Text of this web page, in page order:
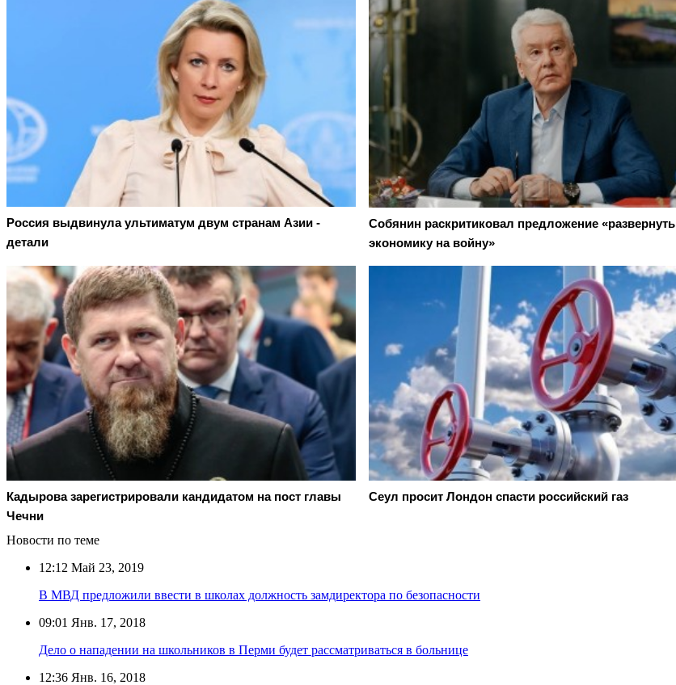
Россия выдвинула ультиматум двум странам Азии -
детали
Собянин раскритиковал предложение «развернуть
экономику на войну»
Кадырова зарегистрировали кандидатом на пост главы
Чечни
Сеул просит Лондон спасти российский газ
Новости по теме
12:12 Май 23, 2019
В МВД предложили ввести в школах должность замдиректора по безопасности
09:01 Янв. 17, 2018
Дело о нападении на школьников в Перми будет рассматриваться в больнице
12:36 Янв. 16, 2018